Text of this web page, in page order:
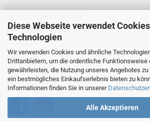
Diese Webseite verwendet
Technologien
Wir verwenden Cookies und ähnliche
Drittanbietern, um die ordentliche Funktionsweise
gewährleisten, die Nutzung unseres Angebotes
ein bestmögliches Einkaufserlebnis bieten zu
Informationen finden Sie in unserer
Alle Akzeptieren
NEUE-HEIMAT-WEG 398
A-9462 BAD ST. LEONHARD
+43 (0) 676 460 40 21
www.shop-kielhauser.at
www.kielhauser.at